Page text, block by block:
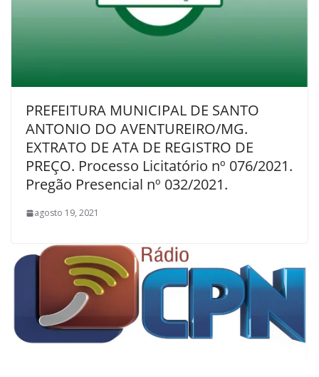
PREFEITURA MUNICIPAL DE SANTO
ANTONIO DO AVENTUREIRO/MG.
EXTRATO DE ATA DE REGISTRO DE
PREÇO. Processo Licitatório nº 076/2021.
Pregão Presencial nº 032/2021.
agosto 19, 2021